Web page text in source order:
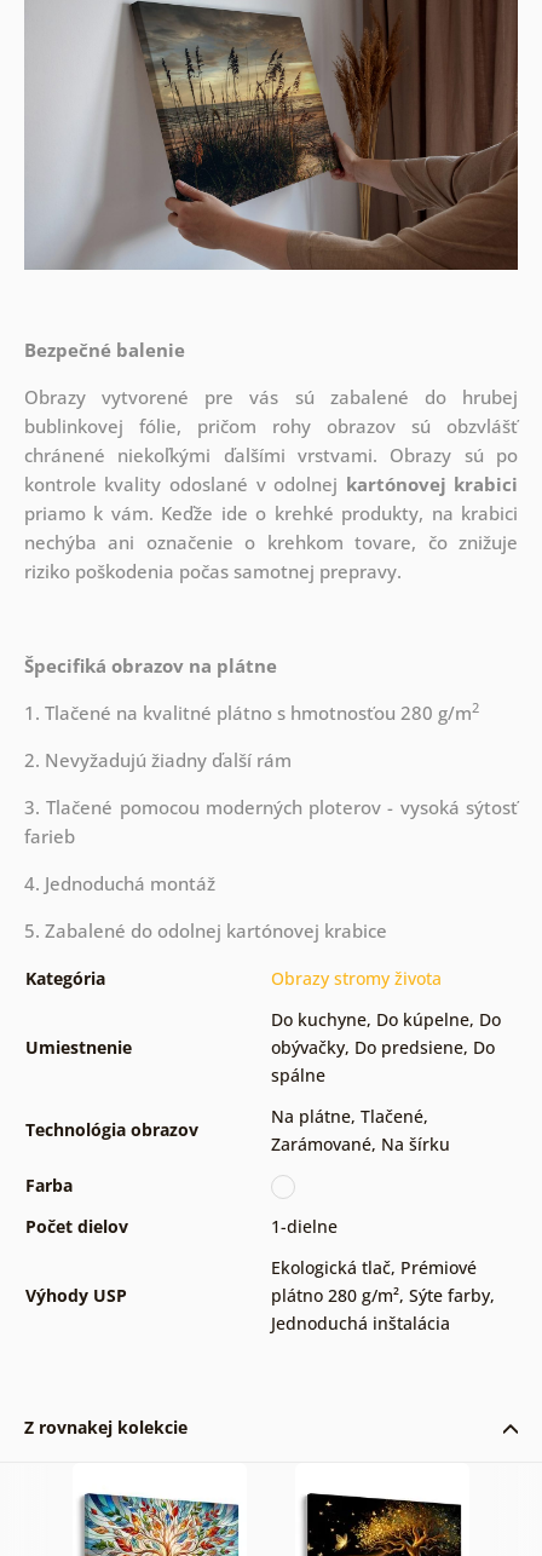
Bezpečné balenie
Obrazy vytvorené pre vás sú zabalené do hrubej
bublinkovej fólie, pričom rohy obrazov sú obzvlášť
chránené niekoľkými ďalšími vrstvami. Obrazy sú po
kontrole kvality odoslané v odolnej kartónovej krabici
priamo k vám. Keďže ide o krehké produkty, na krabici
nechýba ani označenie o krehkom tovare, čo znižuje
riziko poškodenia počas samotnej prepravy.
Špecifiká obrazov na plátne
1. Tlačené na kvalitné plátno s hmotnosťou 280 g/m2
2. Nevyžadujú žiadny ďalší rám
3. Tlačené pomocou moderných ploterov - vysoká sýtosť
farieb
4. Jednoduchá montáž
5. Zabalené do odolnej kartónovej krabice
Kategória Obrazy stromy života
Umiestnenie
Do kuchyne, Do kúpelne, Do
obývačky, Do predsiene, Do
spálne
Technológia obrazov
Na plátne, Tlačené,
Zarámované, Na šírku
Farba
Počet dielov
1-dielne
Výhody USP
Ekologická tlač, Prémiové
plátno 280 g/m², Sýte farby,
Jednoduchá inštalácia
Z rovnakej kolekcie